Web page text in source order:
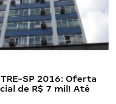
SP 2016: Oferta
de R$ 7 mil! Até